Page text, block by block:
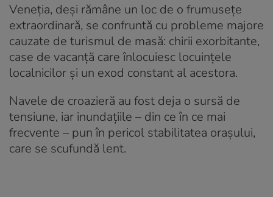
Veneția, deși rămâne un loc de o frumusețe
extraordinară, se confruntă cu probleme majore
cauzate de turismul de masă: chirii exorbitante,
case de vacanță care înlocuiesc locuințele
localnicilor și un exod constant al acestora.
Navele de croazieră au fost deja o sursă de
tensiune, iar inundațiile – din ce în ce mai
frecvente – pun în pericol stabilitatea orașului,
care se scufundă lent.